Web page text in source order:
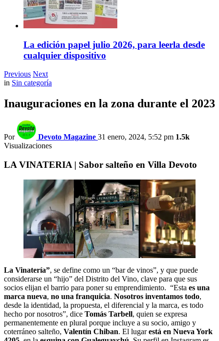
La edición papel julio 2026, para leerla desde
cualquier dispositivo
Previous Next
in Sin categoría
Inauguraciones en la zona durante el 2023
Por Devoto Magazine 31 enero, 2024, 5:52 pm 1.5k
Visualizaciones
LA VINATERIA | Sabor salteño en Villa Devoto
La Vinatería”, se define como un “bar de vinos”, y que puede
considerarse un “hijo” del Distrito del Vino, clave para que sus
socios elijan el barrio para poner su emprendimiento. “Esta es una
marca nueva, no una franquicia. Nosotros inventamos todo,
desde la identidad, la propuesta, el diferencial y la marca, es todo
hecho por nosotros”, dice Tomás Tarbell, quien se expresa
permanentemente en plural porque incluye a su socio, amigo y
coterráneo salteño, Valentín Chiban. El lugarestá en Nueva York